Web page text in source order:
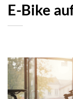
E-Bike